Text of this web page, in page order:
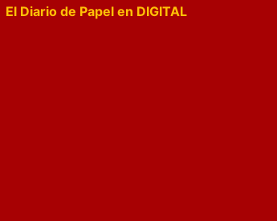
El Diario de Papel en DIGITAL